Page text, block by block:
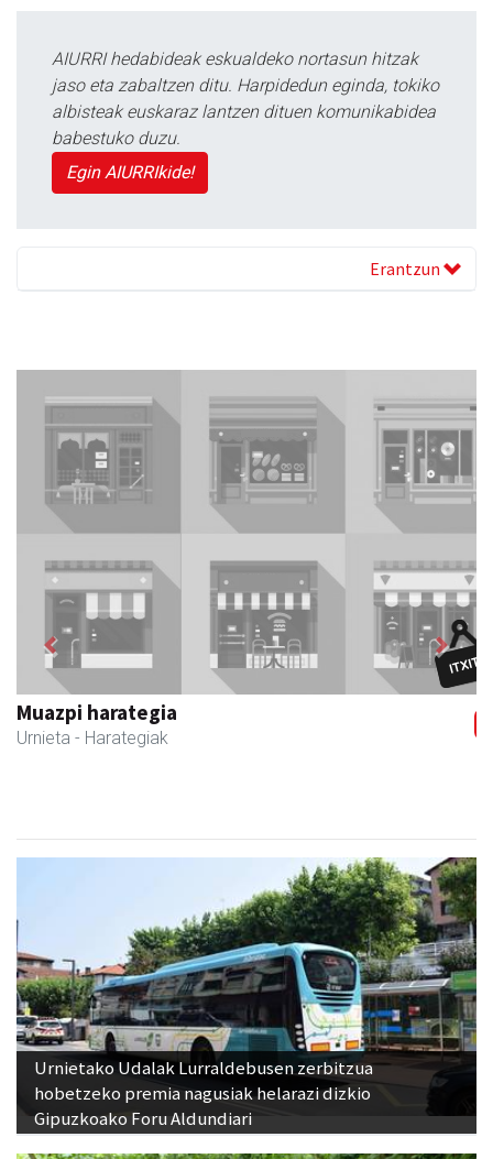
AIURRI hedabideak eskualdeko nortasun hitzak
jaso eta zabaltzen ditu. Harpidedun eginda, tokiko
albisteak euskaraz lantzen dituen komunikabidea
babestuko duzu.
Egin AIURRIkide!
Erantzun
Ikasmin ikasketa zentroa
Urnieta - Ikasketa zentroak
Previous Next
Urnietako Udalak Lurraldebusen zerbitzua
hobetzeko premia nagusiak helarazi dizkio
Gipuzkoako Foru Aldundiari